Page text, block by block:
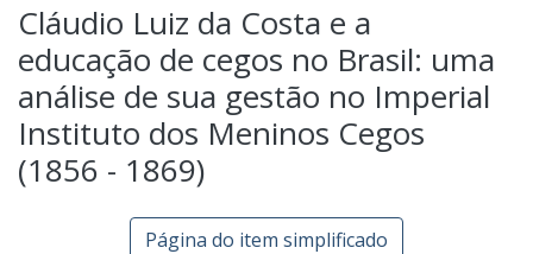
Canais
SOBRE
Cláudio Luiz da Costa e a
educação de cegos no Brasil: uma
análise de sua gestão no Imperial
Instituto dos Meninos Cegos
(1856 - 1869)
Página do item simplificado